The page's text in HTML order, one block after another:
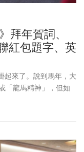
拜年賀詞、
紅包題字、英
起來了。說到馬年，大
「龍馬精神」，但如
句，可能稍嫌「復
、活潑創意句、馬年